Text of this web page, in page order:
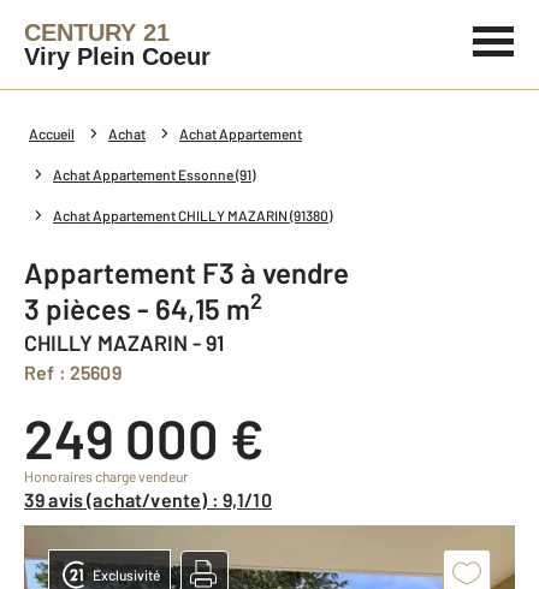
CENTURY 21
Viry Plein Coeur
Accueil Achat Achat Appartement
Achat Appartement Essonne (91)
Achat Appartement CHILLY MAZARIN (91380)
Appartement F3 à vendre
3 pièces - 64,15 m2
CHILLY MAZARIN - 91
Ref : 25609
249 000 €
Honoraires charge vendeur
39 avis (achat/vente) : 9,1/10
Exclusivité